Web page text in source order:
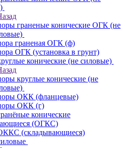
граненые конические ОГК (не
граненая ОГК (ф)
ОГК (установка в грунт)
конические (не силовые)
круглые конические (не
ОКК (фланцевые)
ОКК (г)
конические
(ОГКС)
(складывающиеся)